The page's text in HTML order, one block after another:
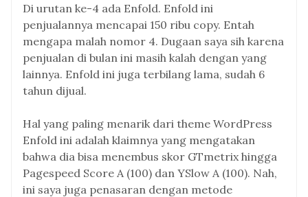
Di urutan ke-4 ada Enfold. Enfold ini
penjualannya mencapai 150 ribu copy. Entah
mengapa malah nomor 4. Dugaan saya sih karena
penjualan di bulan ini masih kalah dengan yang
lainnya. Enfold ini juga terbilang lama, sudah 6
tahun dijual.
Hal yang paling menarik dari theme WordPress
Enfold ini adalah klaimnya yang mengatakan
bahwa dia bisa menembus skor GTmetrix hingga
Pagespeed Score A (100) dan YSlow A (100). Nah,
ini saya juga penasaran dengan metode